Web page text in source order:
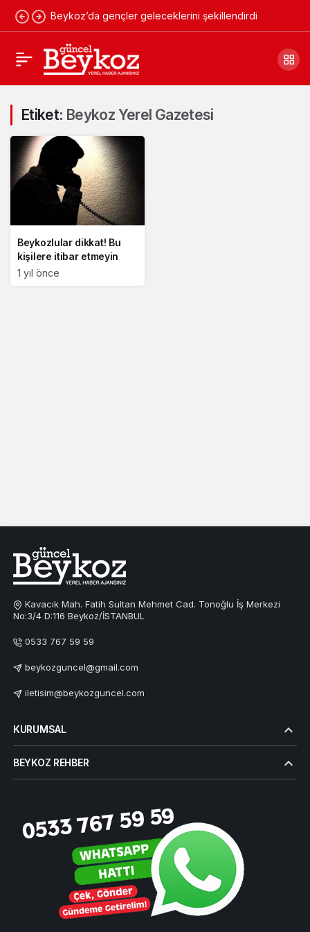
Beykoz’da gençler geleceklerini şekillendirdi
Etiket: Beykoz Yerel Gazetesi
Beykozlular dikkat! Bu
kişilere itibar etmeyin
1 yıl önce
Kavacık Mah. Fatih Sultan Mehmet Cad. Tonoğlu İş Merkezi
No:3/4 D:116 Beykoz/İSTANBUL
0533 767 59 59
beykozguncel@gmail.com
iletisim@beykozguncel.com
KURUMSAL
BEYKOZ REHBER